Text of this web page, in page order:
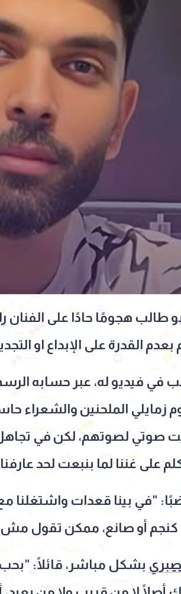
طالب هجومًا حادًا على الفنان
القدرة على الإبداع او
في فيديو له، عبر حسابه
زمايلي الملحنين والشعراء
صوتي لصوتهم، لكن في
على غننا لما بنبعت لحد
"في بينا قعدات واشتغلنا
أو صانع، ممكن تقول مش
صبري بشكل مباشر، قائلًا: